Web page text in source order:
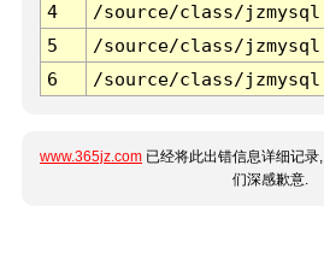
4
/source/class/
5
/source/class/
6
/source/class/
www.365jz.com 已经将此出错信息详细记
们深感歉意.